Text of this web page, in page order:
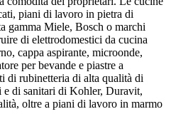
piani di lavoro in pietra di
gamma Miele, Bosch o marchi
di elettrodomestici da cucina
cappa aspirante, microonde,
per bevande e piastre a
di rubinetteria di alta qualità di
di sanitari di Kohler, Duravit,
oltre a piani di lavoro in marmo